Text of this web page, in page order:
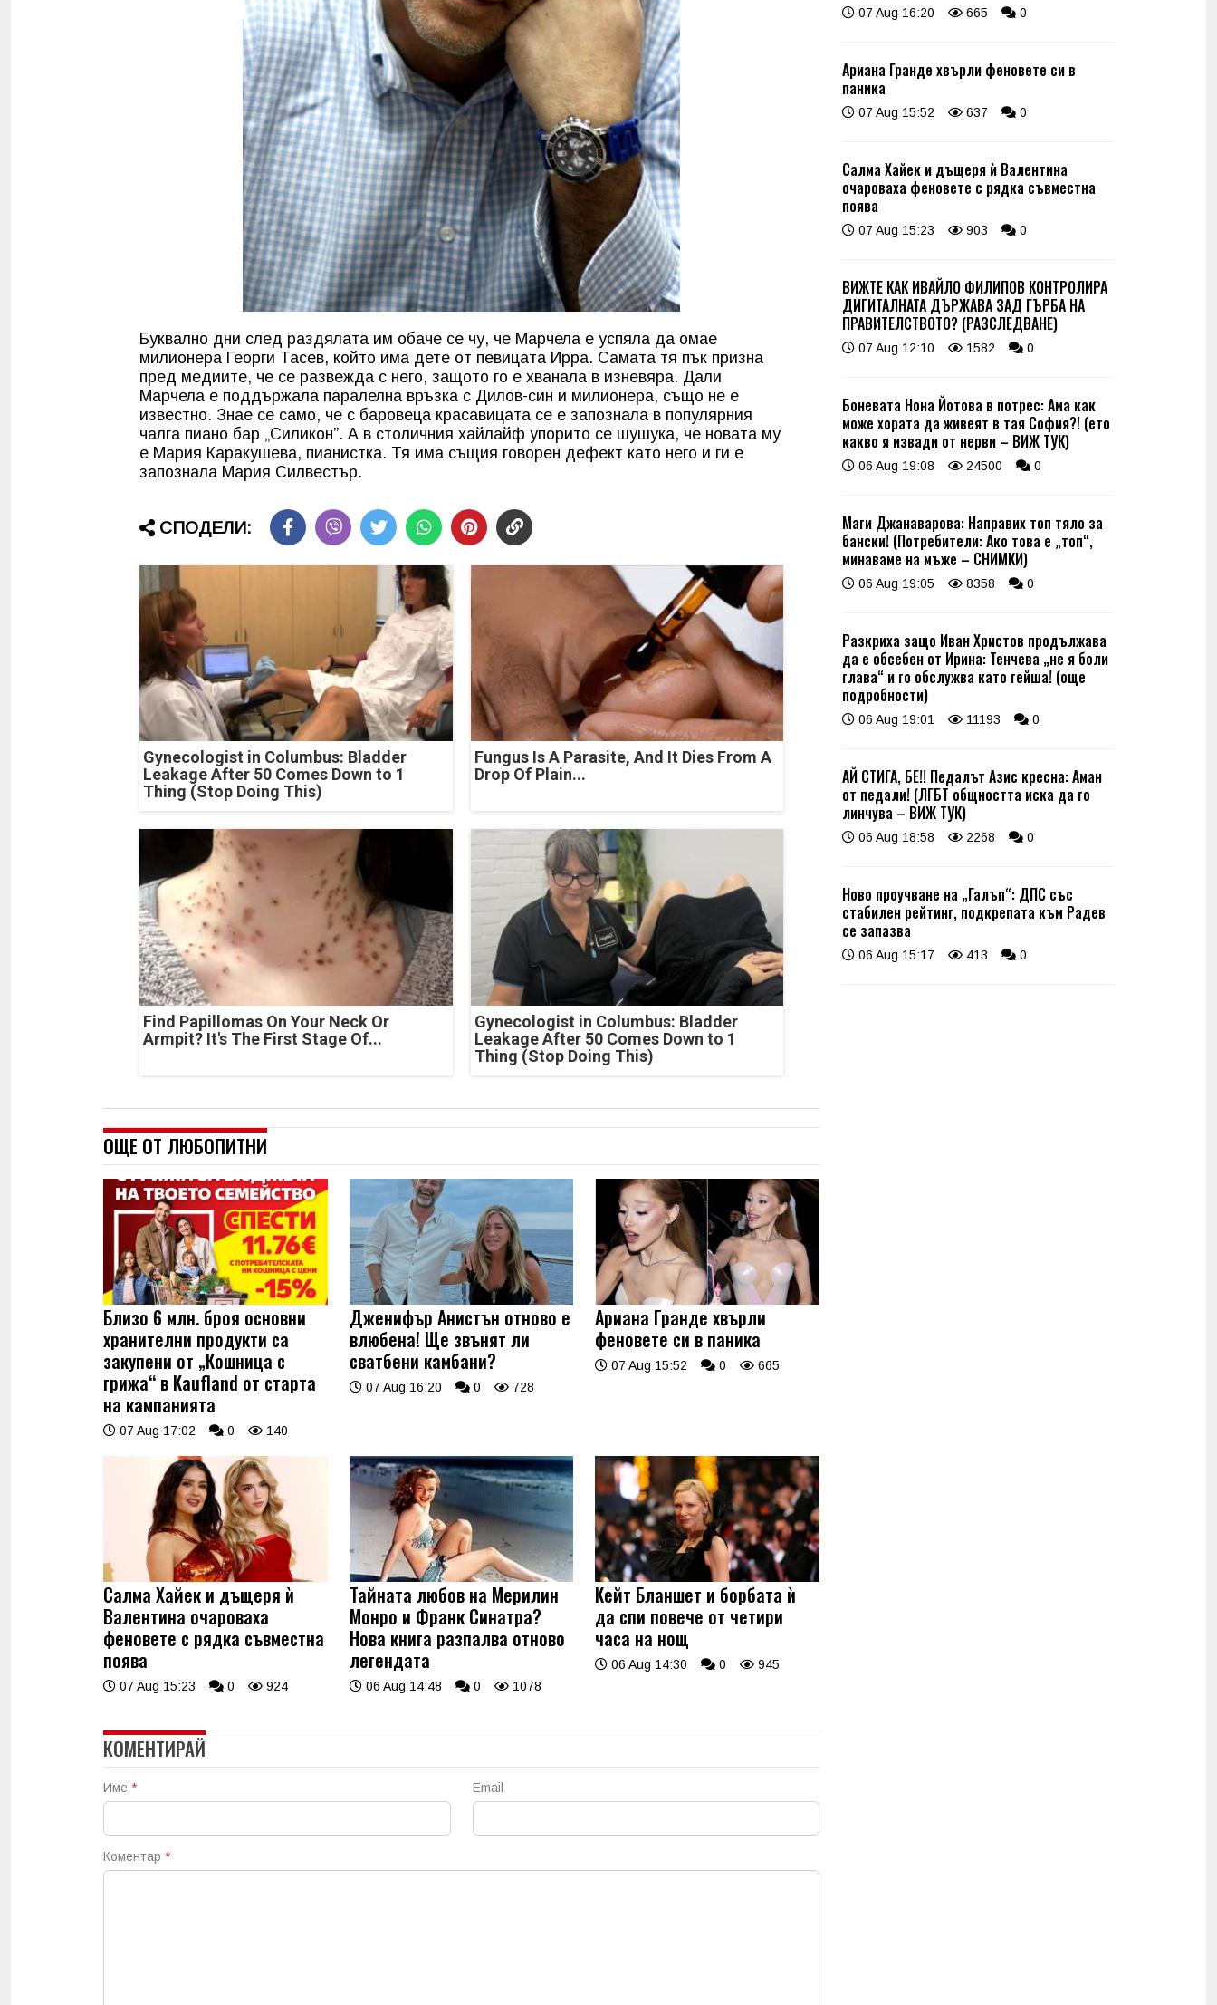
Буквално дни след раздялата им обаче се чу, че Марчела е успяла да омае
милионера Георги Тасев, който има дете от певицата Ирра. Самата тя пък призна
пред медиите, че се развежда с него, защото го е хванала в изневяра. Дали
Марчела е поддържала паралелна връзка с Дилов-син и милионера, също не е
известно. Знае се само, че с баровеца красавицата се е запознала в популярния
чалга пиано бар „Силикон”. А в столичния хайлайф упорито се шушука, че новата му
е Мария Каракушева, пианистка. Тя има същия говорен дефект като него и ги е
запознала Мария Силвестър.
СПОДЕЛИ:
Gynecologist in Columbus: Bladder
Leakage After 50 Comes Down to 1
Thing (Stop Doing This)
Fungus Is A Parasite, And It Dies From A
Drop Of Plain...
Find Papillomas On Your Neck Or
Armpit? It's The First Stage Of...
Gynecologist in Columbus: Bladder
Leakage After 50 Comes Down to 1
Thing (Stop Doing This)
ОЩЕ ОТ ЛЮБОПИТНИ
Близо 6 млн. броя основни
хранителни продукти са
закупени от „Кошница с
грижа“ в Kaufland от старта
на кампанията
07 Aug 17:02 0 140
Дженифър Анистън отново е
влюбена! Ще звънят ли
сватбени камбани?
07 Aug 16:20 0 728
Ариана Гранде хвърли
феновете си в паника
07 Aug 15:52 0 665
Салма Хайек и дъщеря ѝ
Валентина очароваха
феновете с рядка съвместна
поява
07 Aug 15:23 0 924
Тайната любов на Мерилин
Монро и Франк Синатра?
Нова книга разпалва отново
легендата
06 Aug 14:48 0 1078
Кейт Бланшет и борбата ѝ
да спи повече от четири
часа на нощ
06 Aug 14:30 0 945
КОМЕНТИРАЙ
Име * Email
Коментар *
07 Aug 16:20 665 0
Ариана Гранде хвърли феновете си в
паника
07 Aug 15:52 637 0
Салма Хайек и дъщеря ѝ Валентина
очароваха феновете с рядка съвместна
поява
07 Aug 15:23 903 0
ВИЖТЕ КАК ИВАЙЛО ФИЛИПОВ КОНТРОЛИРА
ДИГИТАЛНАТА ДЪРЖАВА ЗАД ГЪРБА НА
ПРАВИТЕЛСТВОТО? (РАЗСЛЕДВАНЕ)
07 Aug 12:10 1582 0
Боневата Нона Йотова в потрес: Ама как
може хората да живеят в тая София?! (ето
какво я извади от нерви – ВИЖ ТУК)
06 Aug 19:08 24500 0
Маги Джанаварова: Направих топ тяло за
бански! (Потребители: Ако това е „топ“,
минаваме на мъже – СНИМКИ)
06 Aug 19:05 8358 0
Разкриха защо Иван Христов продължава
да е обсебен от Ирина: Тенчева „не я боли
глава“ и го обслужва като гейша! (още
подробности)
06 Aug 19:01 11193 0
АЙ СТИГА, БЕ!! Педалът Азис кресна: Аман
от педали! (ЛГБТ общността иска да го
линчува – ВИЖ ТУК)
06 Aug 18:58 2268 0
Ново проучване на „Галъп“: ДПС със
стабилен рейтинг, подкрепата към Радев
се запазва
06 Aug 15:17 413 0